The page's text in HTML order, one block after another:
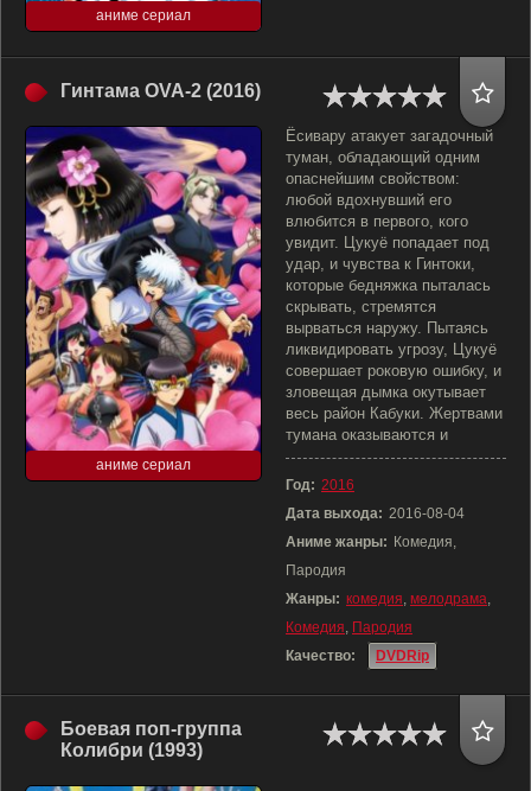
аниме сериал
Гинтама OVA-2 (2016)
аниме сериал
Ёсивару атакует загадочный
туман, обладающий одним
опаснейшим свойством:
любой вдохнувший его
влюбится в первого, кого
увидит. Цукуё попадает под
удар, и чувства к Гинтоки,
которые бедняжка пыталась
скрывать, стремятся
вырваться наружу. Пытаясь
ликвидировать угрозу, Цукуё
совершает роковую ошибку, и
зловещая дымка окутывает
весь район Кабуки. Жертвами
тумана оказываются и
Год: 2016
Дата выхода: 2016-08-04
Аниме жанры: Комедия,
Пародия
Жанры: комедия, мелодрама,
Комедия, Пародия
Качество:
DVDRip
Боевая поп-группа
Колибри (1993)